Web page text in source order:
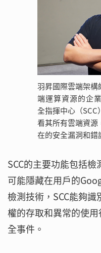
羽昇國際雲端架
端運算資源的企
全指揮中心（
看其所有雲端資
在的安全漏洞和錯
SCC的主要功能包括
可能隱藏在用戶的
檢測技術，SCC能夠
權的存取和異常的使
全事件。